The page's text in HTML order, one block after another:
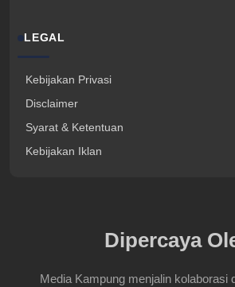
LEGAL
Kebijakan Privasi
Disclaimer
Syarat & Ketentuan
Kebijakan Iklan
Dipercaya
Media Kampung menjalin kolaborasi